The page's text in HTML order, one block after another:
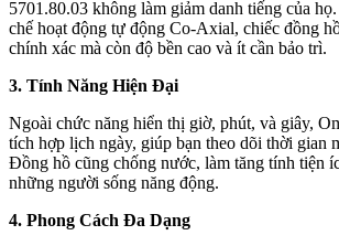
5701.80.03 không làm giảm danh tiếng của
chế hoạt động tự động Co-Axial, chiếc đồng
chính xác mà còn độ bền cao và ít cần bảo trì.
3. Tính Năng Hiện Đại
Ngoài chức năng hiển thị giờ, phút, và giây,
tích hợp lịch ngày, giúp bạn theo dõi thời gian
Đồng hồ cũng chống nước, làm tăng tính tiện
những người sống năng động.
4. Phong Cách Đa Dạng